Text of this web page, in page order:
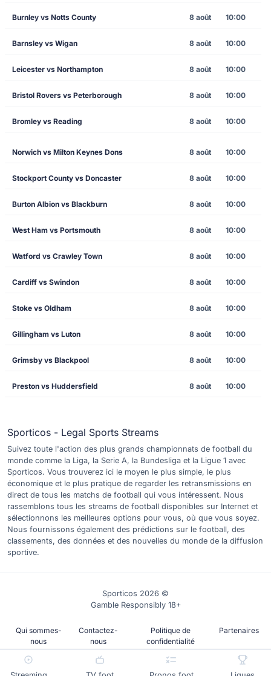
Burnley vs Notts County 8 août 10:00
Barnsley vs Wigan 8 août 10:00
Leicester vs Northampton 8 août 10:00
Bristol Rovers vs Peterborough 8 août 10:00
Bromley vs Reading 8 août 10:00
Norwich vs Milton Keynes Dons 8 août 10:00
Stockport County vs Doncaster 8 août 10:00
Burton Albion vs Blackburn 8 août 10:00
West Ham vs Portsmouth 8 août 10:00
Watford vs Crawley Town 8 août 10:00
Cardiff vs Swindon 8 août 10:00
Stoke vs Oldham 8 août 10:00
Gillingham vs Luton 8 août 10:00
Grimsby vs Blackpool 8 août 10:00
Preston vs Huddersfield 8 août 10:00
Sporticos - Legal Sports Streams
Suivez toute l'action des plus grands championnats de football du
monde comme la Liga, la Serie A, la Bundesliga et la Ligue 1 avec
Sporticos. Vous trouverez ici le moyen le plus simple, le plus
économique et le plus pratique de regarder les retransmissions en
direct de tous les matchs de football qui vous intéressent. Nous
rassemblons tous les streams de football disponibles sur Internet et
sélectionnons les meilleures options pour vous, où que vous soyez.
Nous fournissons également des prédictions sur le football, des
classements, des données et des nouvelles du monde de la diffusion
sportive.
Sporticos 2026 ©
Gamble Responsibly 18+
Qui sommes-
nous
Contactez-
nous
Politique de
confidentialité
Partenaires